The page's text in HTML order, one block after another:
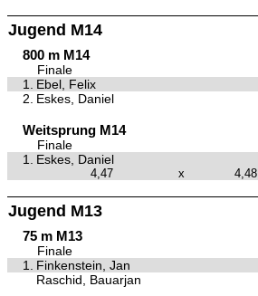
Jugend M14
800 m M14
Finale
1.
Ebel, Felix
2. Eskes, Daniel
Weitsprung M14
Finale
1.
Eskes, Daniel
4,47
x 4,48
Jugend M13
75 m M13
Finale
1.
Finkenstein, Jan
Raschid, Bauarjan